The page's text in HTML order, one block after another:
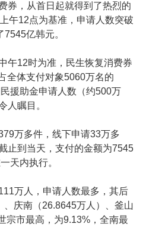
券，从首日起就得到了热烈的
午12点为基准，申请人数突破
亿韩元。
午12时为准，民生恢复消费券
全体支付对象5060万名的
援助金申请人数（约500万
人瞩目。
万多件，线下申请33万多
止到当天，支付的金额为7545
天内执行。
万人，申请人数最多，其后
庆南（26.8645万人）、釜山
宗市最高，为9.13%，全南最